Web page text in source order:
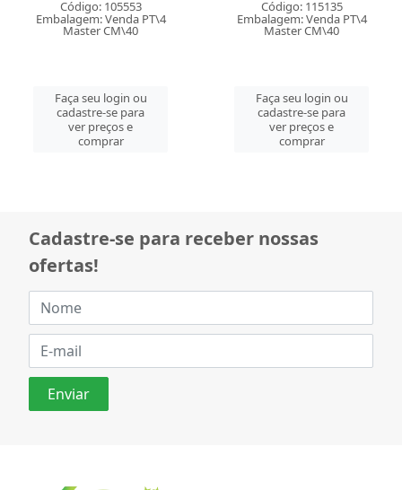
Código: 105553
Embalagem: Venda PT\4
Master CM\40
Faça seu login ou
cadastre-se para
ver preços e
comprar
Código: 115135
Embalagem: Venda PT\4
Master CM\40
Faça seu login ou
cadastre-se para
ver preços e
comprar
Cadastre-se para receber nossas
ofertas!